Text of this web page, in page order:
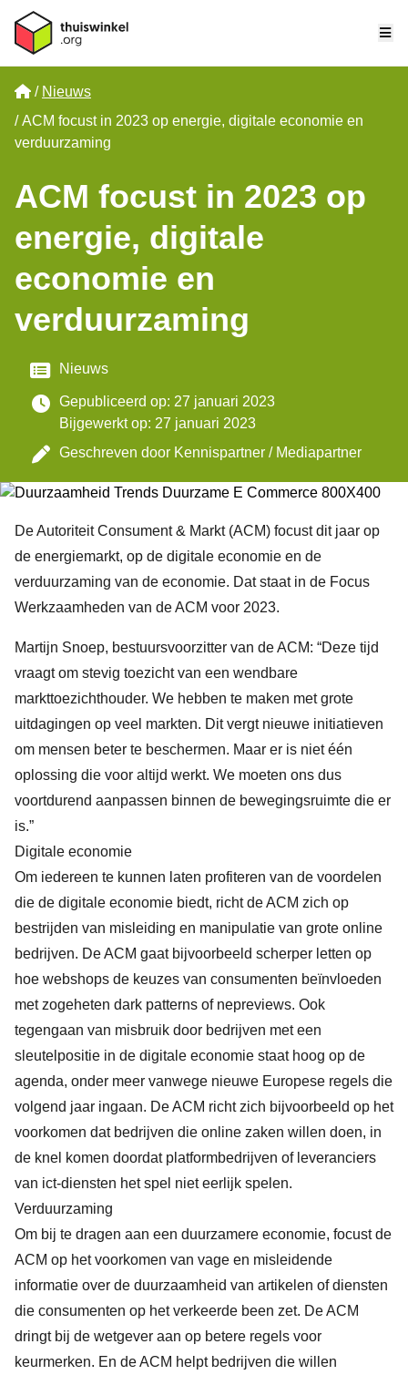
Home
Nieuws
ACM focust in 2023 op energie, digitale economie en
verduurzaming
ACM focust in 2023 op
energie, digitale
economie en
verduurzaming
Categorie
Nieuws
Gepubliceerd op: 27 januari 2023
Bijgewerkt op: 27 januari 2023
Geschreven door Kennispartner / Mediapartner
De Autoriteit Consument & Markt (ACM) focust dit jaar op
de energiemarkt, op de digitale economie en de
verduurzaming van de economie. Dat staat in de Focus
Werkzaamheden van de ACM voor 2023.
Martijn Snoep, bestuursvoorzitter van de ACM: “Deze tijd
vraagt om stevig toezicht van een wendbare
markttoezichthouder. We hebben te maken met grote
uitdagingen op veel markten. Dit vergt nieuwe initiatieven
om mensen beter te beschermen. Maar er is niet één
oplossing die voor altijd werkt. We moeten ons dus
voortdurend aanpassen binnen de bewegingsruimte die er
is.”
Digitale economie
Om iedereen te kunnen laten profiteren van de voordelen
die de digitale economie biedt, richt de ACM zich op
bestrijden van misleiding en manipulatie van grote online
bedrijven. De ACM gaat bijvoorbeeld scherper letten op
hoe webshops de keuzes van consumenten beïnvloeden
met zogeheten dark patterns of nepreviews. Ook
tegengaan van misbruik door bedrijven met een
sleutelpositie in de digitale economie staat hoog op de
agenda, onder meer vanwege nieuwe Europese regels die
volgend jaar ingaan. De ACM richt zich bijvoorbeeld op het
voorkomen dat bedrijven die online zaken willen doen, in
de knel komen doordat platformbedrijven of leveranciers
van ict-diensten het spel niet eerlijk spelen.
Verduurzaming
Om bij te dragen aan een duurzamere economie, focust de
ACM op het voorkomen van vage en misleidende
informatie over de duurzaamheid van artikelen of diensten
die consumenten op het verkeerde been zet. De ACM
dringt bij de wetgever aan op betere regels voor
keurmerken. En de ACM helpt bedrijven die willen